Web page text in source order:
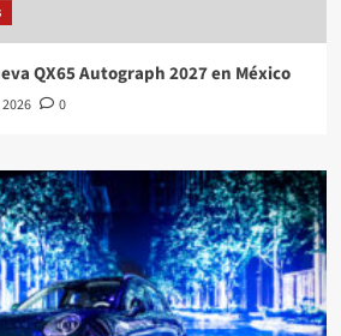
QX65 Autograph 2027 en México
0